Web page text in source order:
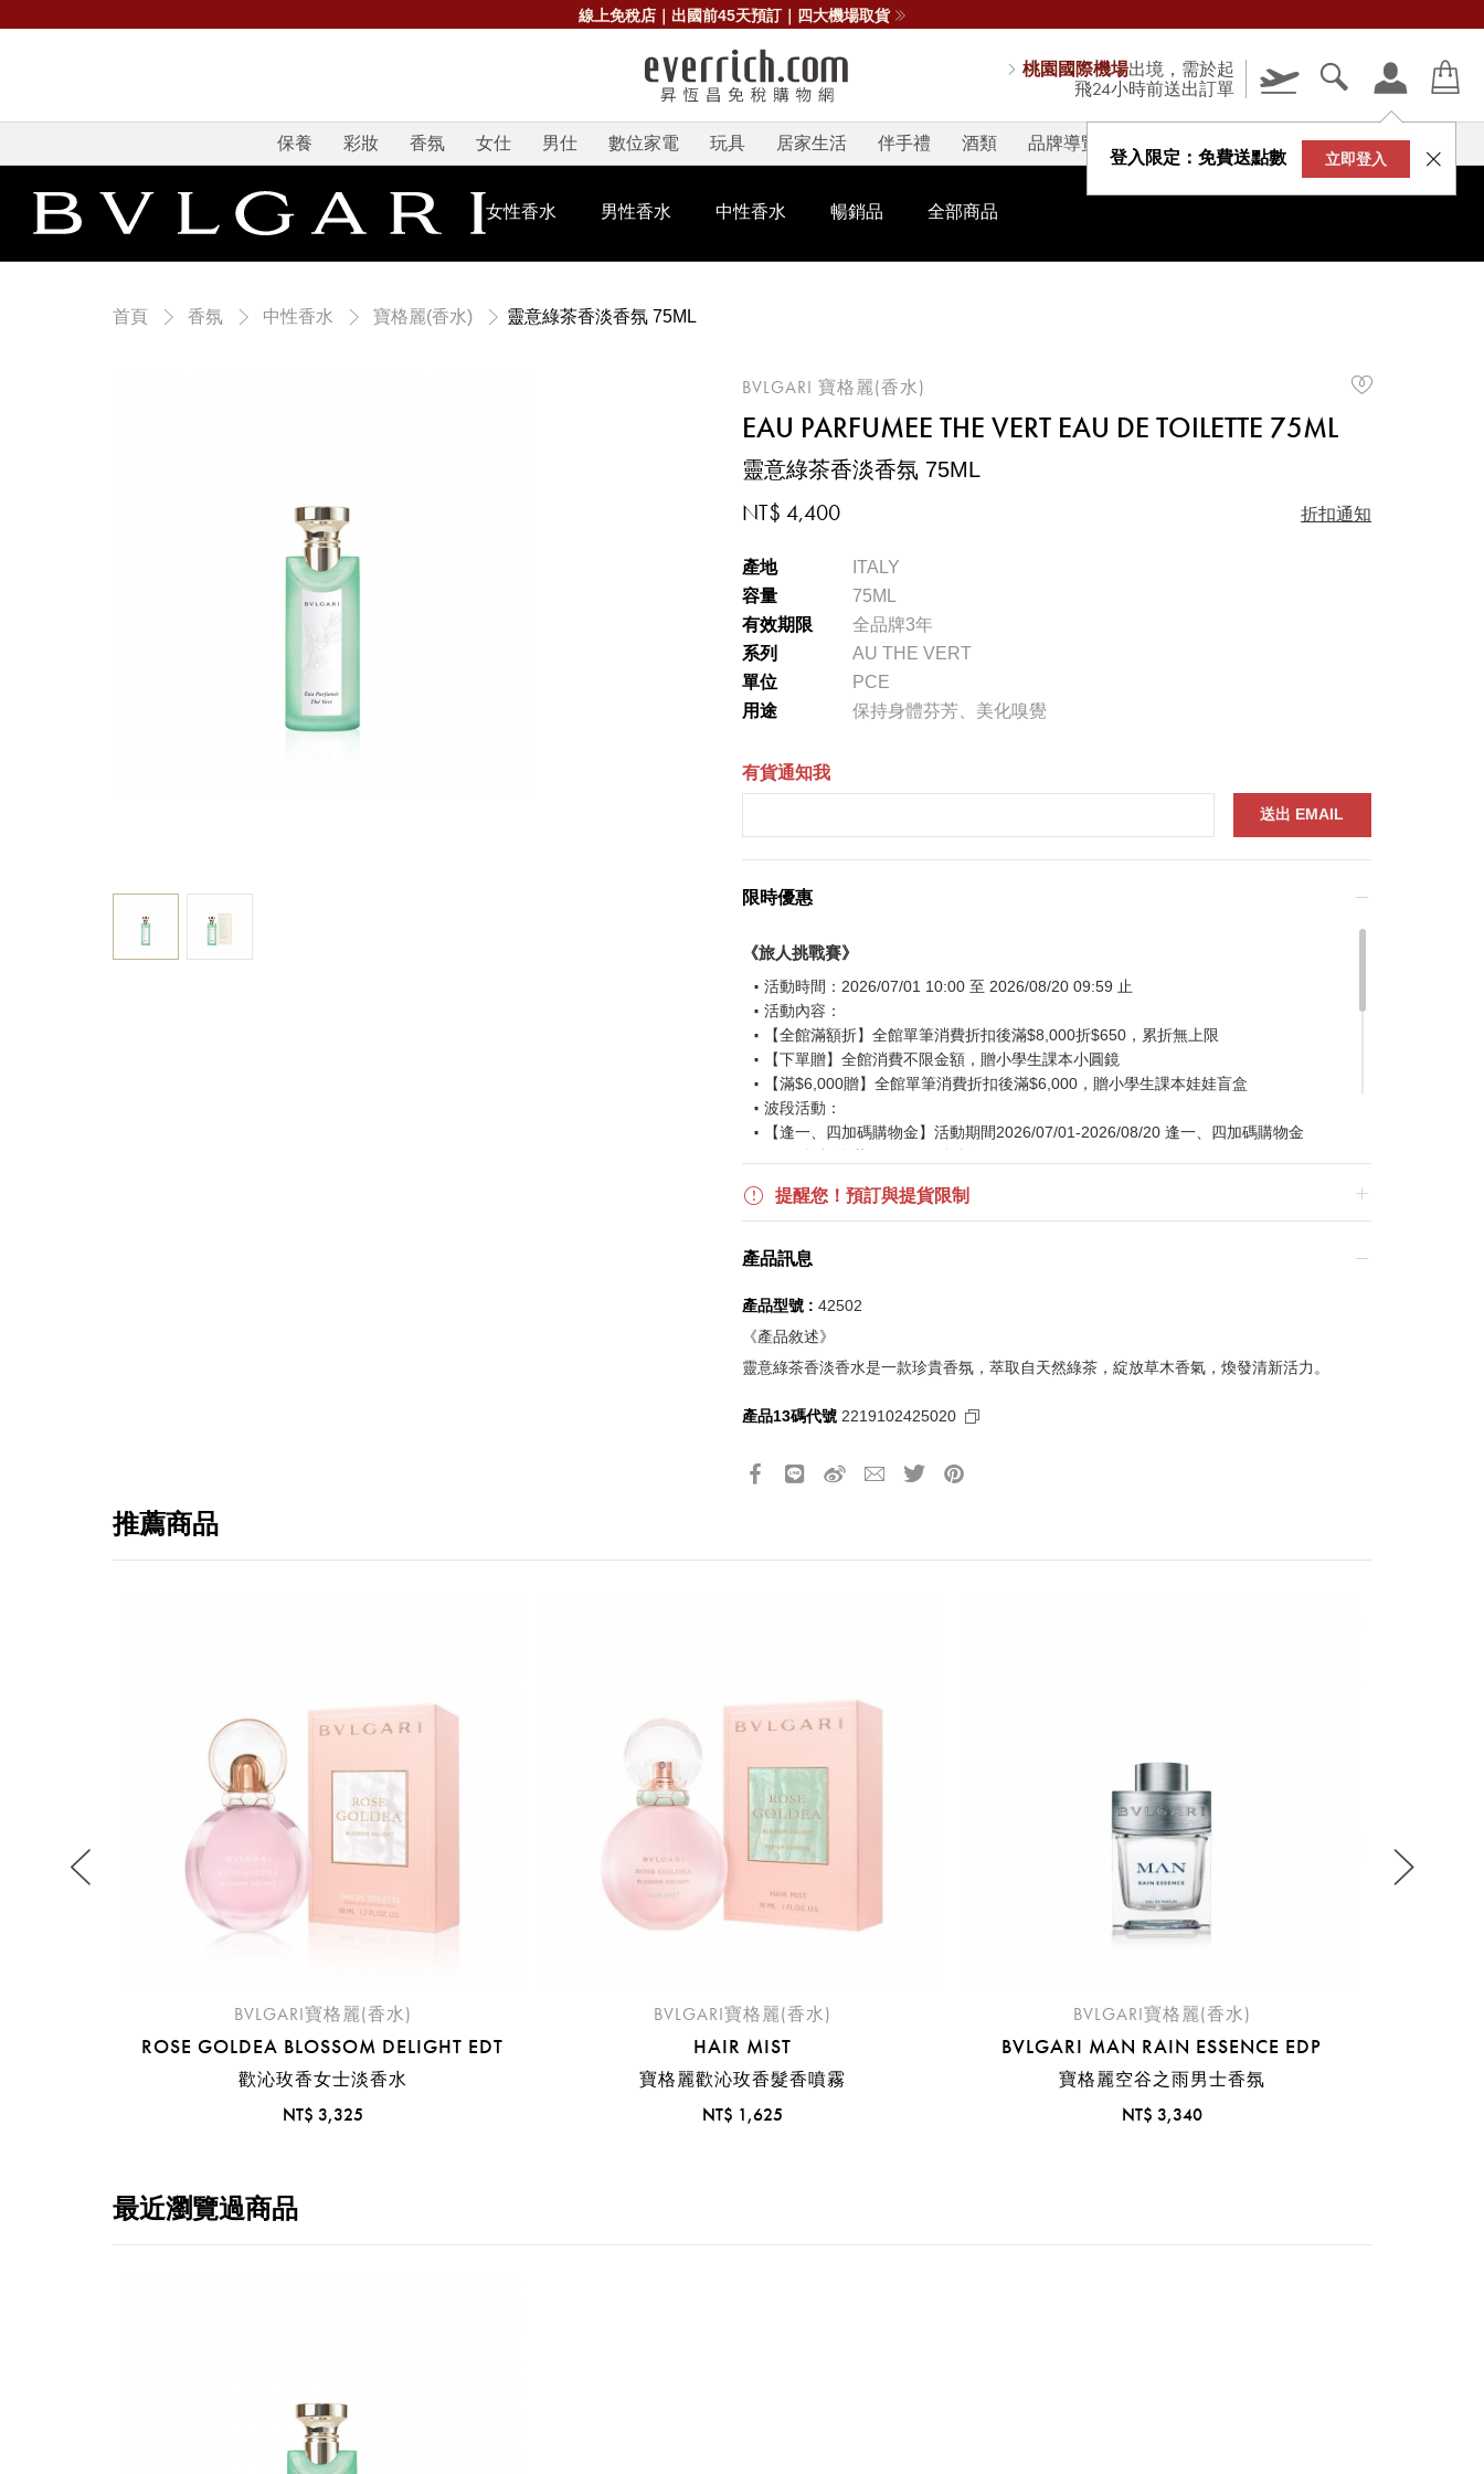
線上免稅店｜出國前45天預訂｜四大機場取貨
桃園國際機場出境，需於起
飛24小時前送出訂單
登入限定：免費送點數 立即登入
保養 彩妝 香氛 女仕 男仕 數位家電 玩具 居家生活 伴手禮 酒類 品牌導覽 V-STORY
女性香水 男性香水 中性香水 暢銷品 全部商品
國際線出境旅客
使用
不同機場的下單時間皆不相同，細節或訂購流程指引，請瀏覽
首頁 香氛 中性香水 寶格麗(香水) 靈意綠茶香淡香氛 75ML
BVLGARI 寶格麗(香水)
EAU PARFUMEE THE VERT EAU DE TOILETTE 75ML
靈意綠茶香淡香氛 75ML
NT$ 4,400 折扣通知
產地
ITALY
容量
75ML
有效期限
全品牌3年
系列
AU THE VERT
單位
PCE
用途
保持身體芬芳、美化嗅覺
有貨通知我
限時優惠
《旅人挑戰賽》
活動時間：2026/07/01 10:00 至 2026/08/20 09:59 止
活動內容：
【全館滿額折】全館單筆消費折扣後滿$8,000折$650，累折無上限
【下單贈】全館消費不限金額，贈小學生課本小圓鏡
【滿$6,000贈】全館單筆消費折扣後滿$6,000，贈小學生課本娃娃盲盒
波段活動：
【逢一、四加碼購物金】活動期間2026/07/01-2026/08/20 逢一、四加碼購物金
活動詳情請參見
實際折扣金額以系統顯示為準
所有活動皆訂單成立時間為準，贈品皆為數量有限，送完為止
所有活動皆不可不同訂單相互累計
提醒您！預訂與提貨限制
產品訊息
產品型號 : 42502
《產品敘述》
靈意綠茶香淡香水是一款珍貴香氛，萃取自天然綠茶，綻放草木香氣，煥發清新活力。
產品13碼代號 2219102425020
推薦商品
BVLGARI寶格麗(香水)
ROSE GOLDEA BLOSSOM DELIGHT EDT
歡沁玫香女士淡香水
NT$ 3,325
BVLGARI寶格麗(香水)
HAIR MIST
寶格麗歡沁玫香髮香噴霧
NT$ 1,625
BVLGARI寶格麗(香水)
BVLGARI MAN RAIN ESSENCE EDP
寶格麗空谷之雨男士香氛
NT$ 3,340
最近瀏覽過商品